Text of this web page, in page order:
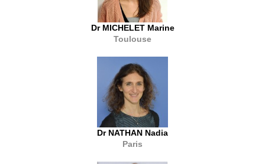
Dr MICHELET Marine
Toulouse
Dr NATHAN Nadia
Paris